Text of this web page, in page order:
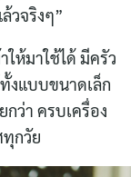
วจริงๆ”
ห้มาใช้ได้ มีครัว
งแบบขนาดเล็ก
กว่า ครบเครื่อง
กวัย